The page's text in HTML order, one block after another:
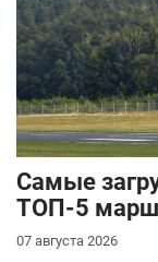
Самые
ТОП-5
07 августа 2026